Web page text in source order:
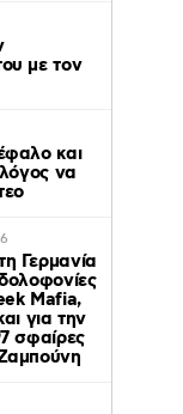
με τον
και
να
Γερμανία
Mafia,
για την
σφαίρες